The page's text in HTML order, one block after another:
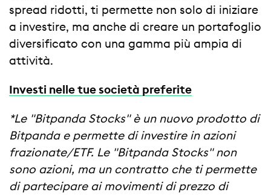
spread ridotti, ti permette non solo di iniziare
a investire, ma anche di creare un portafoglio
diversificato con una gamma più ampia di
attività.
Investi nelle tue società preferite
*Le "Bitpanda Stocks" è un nuovo prodotto di
Bitpanda e permette di investire in azioni
frazionate/ETF. Le "Bitpanda Stocks" non
sono azioni, ma un contratto che ti permette
di partecipare ai movimenti di prezzo di